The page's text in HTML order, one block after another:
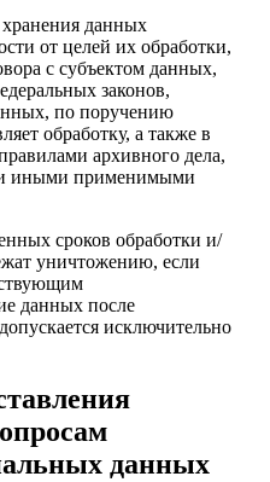
данных
от целей их обработки,
с субъектом данных,
законов,
по поручению
обработку, а также в
архивного дела,
и иными применимыми
сроков обработки и/
уничтожению, если
данных после
исключительно
данных